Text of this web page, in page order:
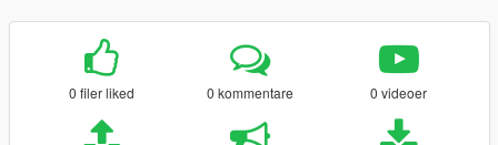
0 filer liked 0 kommentare 0 videoer